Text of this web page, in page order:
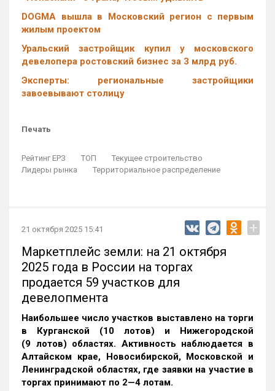
DOGMA вышла в Московский регион с первым
жилым проектом
Уральский застройщик купил у московского
девелопера ростовский бизнес за 3 млрд руб.
Эксперты: региональные застройщики
завоевывают столицу
Печать
Рейтинг ЕРЗ ТОП
Текущее строительство
Лидеры рынка
Территориальное распределение
21 октября 2025 15:41 +
Маркетплейс земли: на 21 октября
2025 года в России на торгах
продается 59 участков для
девелопмента
Наибольшее число участков выставлено на торги
в Курганской (10 лотов) и Нижегородской
(9 лотов) областях. Активность наблюдается в
Алтайском крае, Новосибирской, Московской и
Ленинградской областях, где заявки на участие в
торгах принимают по 2—4 лотам.